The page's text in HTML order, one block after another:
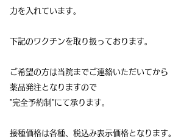
力を入れています。
下記のワクチンを取り扱っております。
ご希望の方は当院までご連絡いただいてから
薬品発注となりますので
”完全予約制”にて承ります。
​接種価格は各種、税込み表示価格となります。